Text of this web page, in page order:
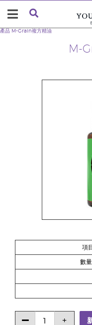
M-
產品 M-Grain複方精油
項
數